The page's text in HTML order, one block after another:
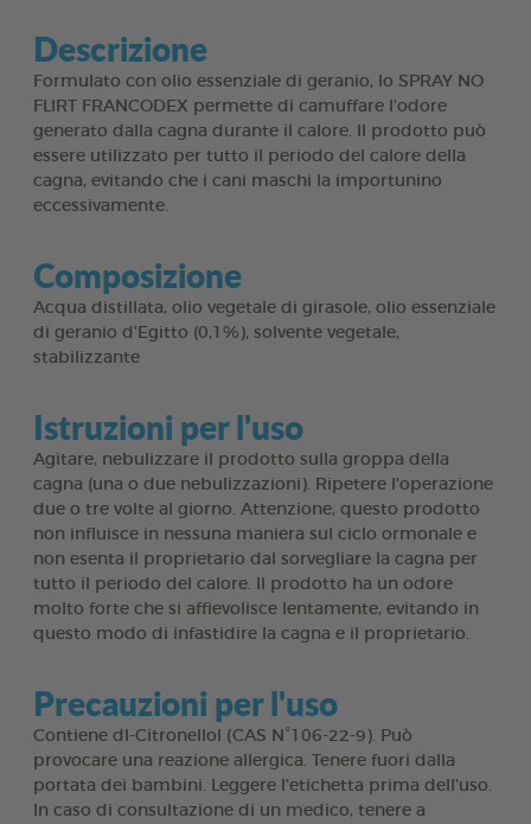
Descrizione
Formulato con olio essenziale di geranio, lo SPRAY NO
FLIRT FRANCODEX permette di camuffare l'odore
generato dalla cagna durante il calore. Il prodotto può
essere utilizzato per tutto il periodo del calore della
cagna, evitando che i cani maschi la importunino
eccessivamente.
Composizione
Acqua distillata, olio vegetale di girasole, olio essenziale
di geranio d'Egitto (0,1%), solvente vegetale,
stabilizzante
Istruzioni per l'uso
Agitare, nebulizzare il prodotto sulla groppa della
cagna (una o due nebulizzazioni). Ripetere l'operazione
due o tre volte al giorno. Attenzione, questo prodotto
non influisce in nessuna maniera sul ciclo ormonale e
non esenta il proprietario dal sorvegliare la cagna per
tutto il periodo del calore. Il prodotto ha un odore
molto forte che si affievolisce lentamente, evitando in
questo modo di infastidire la cagna e il proprietario.
Precauzioni per l'uso
Contiene dl-Citronellol (CAS N°106-22-9). Può
provocare una reazione allergica. Tenere fuori dalla
portata dei bambini. Leggere l’etichetta prima dell’uso.
In caso di consultazione di un medico, tenere a